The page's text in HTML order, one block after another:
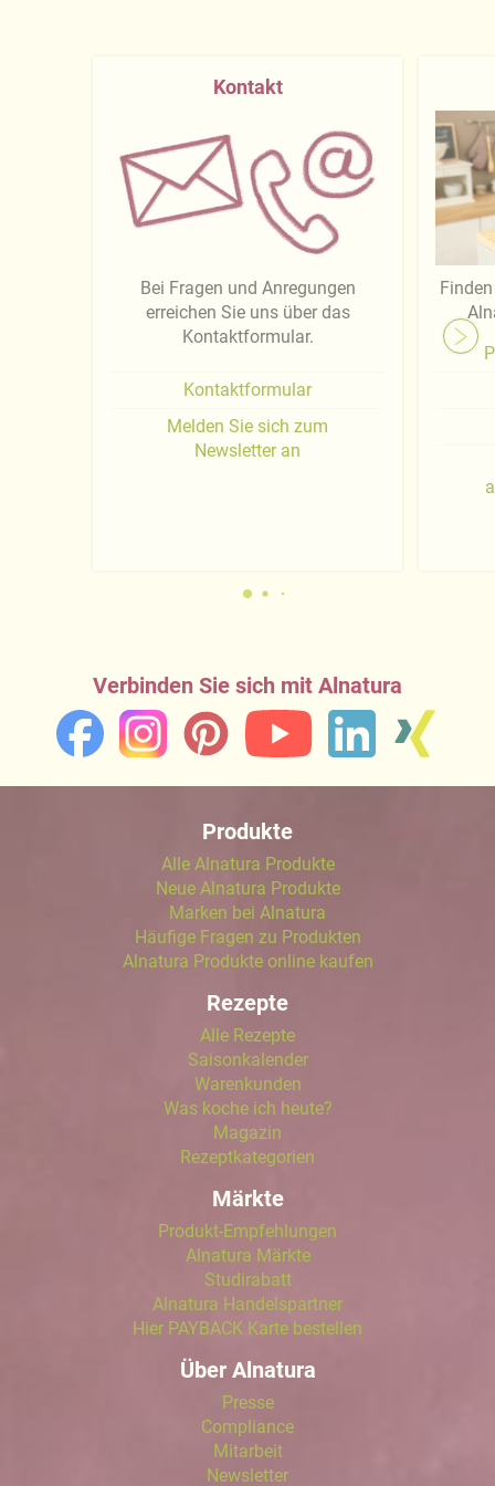
Kontakt
Bei Fragen und Anregungen
erreichen Sie uns über das
Kontaktformular.
Kontaktformular
Melden Sie sich zum
Newsletter an
Verbinden Sie sich mit Alnatura
Produkte
Alle Alnatura Produkte
Neue Alnatura Produkte
Marken bei Alnatura
Häufige Fragen zu Produkten
Alnatura Produkte online kaufen
Rezepte
Alle Rezepte
Saisonkalender
Warenkunden
Was koche ich heute?
Magazin
Rezeptkategorien
Märkte
Produkt-Empfehlungen
Alnatura Märkte
Studirabatt
Alnatura Handelspartner
Hier PAYBACK Karte bestellen
Über Alnatura
Presse
Compliance
Mitarbeit
Newsletter